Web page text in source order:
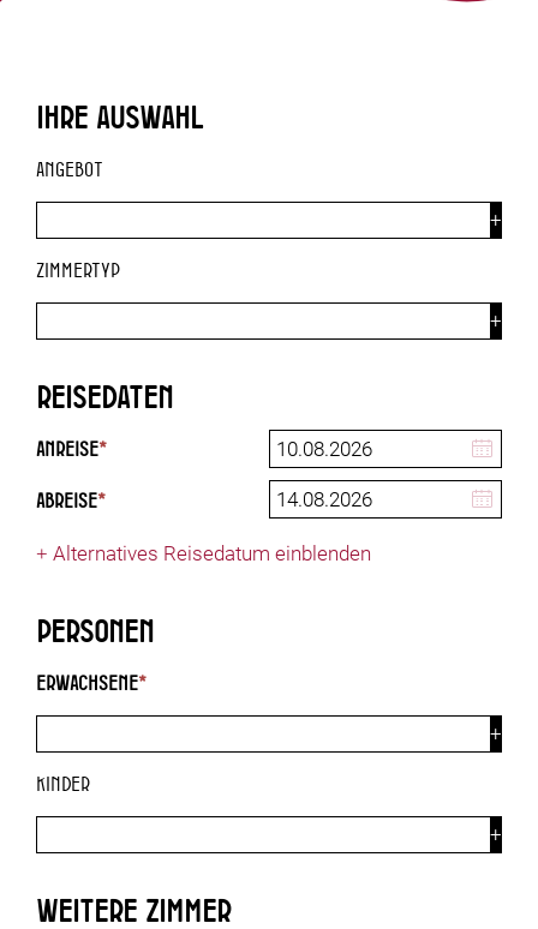
Ihre Auswahl
Angebot
Zimmertyp
Reisedaten
Anreise*
Abreise*
+ Alternatives Reisedatum einblenden
Personen
Erwachsene*
Kinder
Weitere Zimmer